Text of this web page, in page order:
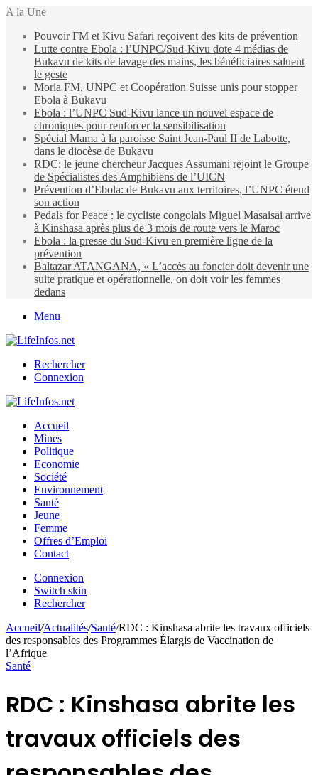
A la Une
Pouvoir FM et Kivu Safari reçoivent des kits de prévention
Lutte contre Ebola : l’UNPC/Sud-Kivu dote 4 médias de
Bukavu de kits de lavage des mains, les bénéficiaires saluent
le geste
Moria FM, UNPC et Coopération Suisse unis pour stopper
Ebola à Bukavu
Ebola : l’UNPC Sud-Kivu lance un nouvel espace de
chroniques pour renforcer la sensibilisation
Spécial Mama à la paroisse Saint Jean-Paul II de Labotte,
dans le diocèse de Bukavu
RDC: le jeune chercheur Jacques Assumani rejoint le Groupe
de Spécialistes des Amphibiens de l’UICN
Prévention d’Ebola: de Bukavu aux territoires, l’UNPC étend
son action
Pedals for Peace : le cycliste congolais Miguel Masaisai arrive
à Kinshasa après plus de 3 mois de route vers le Maroc
Ebola : la presse du Sud-Kivu en première ligne de la
prévention
Baltazar ATANGANA, « L’accès au foncier doit devenir une
suite pratique et opérationnelle, on doit voir les femmes
dedans
Menu
Rechercher
Connexion
Accueil
Mines
Politique
Economie
Société
Environnement
Santé
Jeune
Femme
Offres d’Emploi
Contact
Connexion
Switch skin
Rechercher
Accueil/Actualités/Santé/RDC : Kinshasa abrite les travaux officiels
des responsables des Programmes Élargis de Vaccination de
l’Afrique
Santé
RDC : Kinshasa abrite les
travaux officiels des